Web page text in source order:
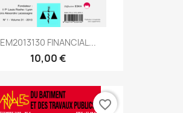
EM2013130 FINANCIAL...
10,00 €
favorite_border